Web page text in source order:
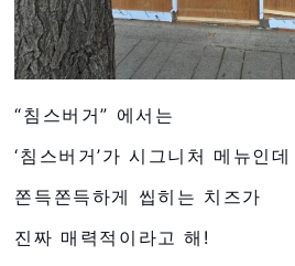
“침스버거” 에서는
‘침스버거’가 시그니처 메뉴인데
쫀득쫀득하게 씹히는 치즈가
진짜 매력적이라고 해!